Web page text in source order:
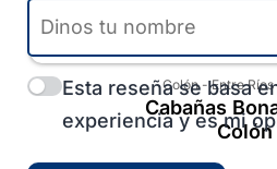
Colón-Entre Ríos
Cabañas
Colón
Esta reseña se basa
experiencia y es mi